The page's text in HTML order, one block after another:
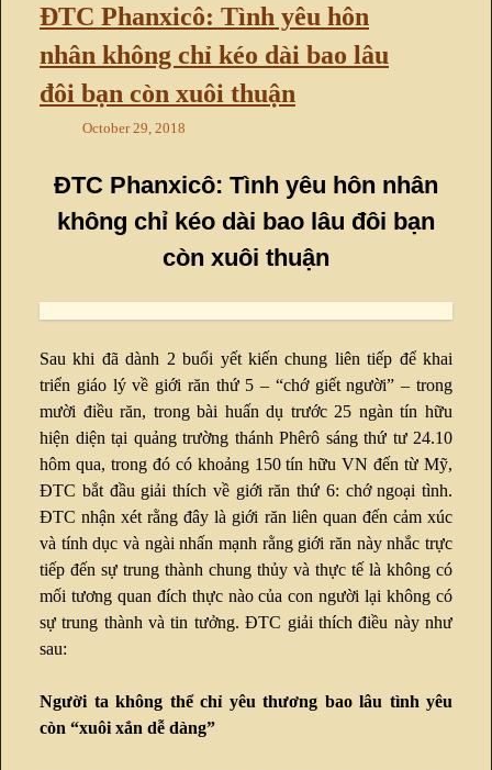
ĐTC Phanxicô: Tình yêu hôn
nhân không chỉ kéo dài bao lâu
đôi bạn còn xuôi thuận
October 29, 2018
ĐTC Phanxicô: Tình yêu hôn nhân
không chỉ kéo dài bao lâu đôi bạn
còn xuôi thuận
Sau khi đã dành 2 buổi yết kiến chung liên tiếp để khai
triển giáo lý về giới răn thứ 5 – “chớ giết người” – trong
mười điều răn, trong bài huấn dụ trước 25 ngàn tín hữu
hiện diện tại quảng trường thánh Phêrô sáng thứ tư 24.10
hôm qua, trong đó có khoảng 150 tín hữu VN đến từ Mỹ,
ĐTC bắt đầu giải thích về giới răn thứ 6: chớ ngoại tình.
ĐTC nhận xét rằng đây là giới răn liên quan đến cảm xúc
và tính dục và ngài nhấn mạnh rằng giới răn này nhắc trực
tiếp đến sự trung thành chung thủy và thực tế là không có
mối tương quan đích thực nào của con người lại không có
sự trung thành và tin tưởng. ĐTC giải thích điều này như
sau:
Người ta không thể chỉ yêu thương bao lâu tình yêu
còn “xuôi xắn dễ dàng”